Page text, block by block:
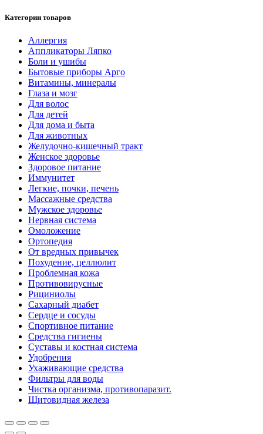
Категории товаров
Аллергия
Аппликаторы Ляпко
Боли и ушибы
Бытовые приборы Арго
Витамины, минералы
Глаза и мозг
Для волос
Для детей
Для дома и быта
Для животных
Желудочно-кишечный тракт
Женское здоровье
Здоровое питание
Иммунитет
Легкие, почки, печень
Массажные средства
Мужское здоровье
Нервная система
Омоложение
Ортопедия
От вредных привычек
Похудение, целлюлит
Проблемная кожа
Противовирусные
Рициниолы
Сахарный диабет
Сердце и сосуды
Спортивное питание
Средства гигиены
Суставы и костная система
Удобрения
Ухаживающие средства
Фильтры для воды
Чистка организма, противопаразит.
Щитовидная железа